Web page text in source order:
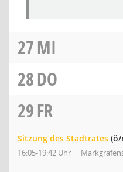
27MI
28DO
29FR
Sitzung des Stadtrates
16:05-19:42 Uhr